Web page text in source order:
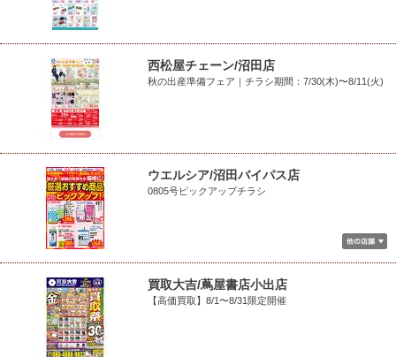
西松屋チェーン/沼田店
秋の出産準備フェア｜チラシ期間：7/30(木)〜8/11(火)
ウエルシア/沼田バイパス店
0805号ピックアップチラシ
買取大吉/蔦屋書店小出店
【高価買取】8/1〜8/31限定開催